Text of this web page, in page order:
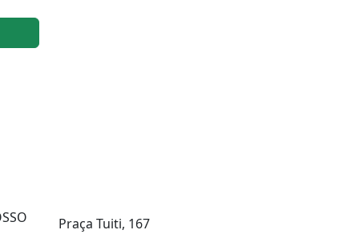
Praça Tuiti, 167